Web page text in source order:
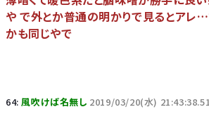
や で外とか普通の明かりで見るとアレ…
かも同じやで
64:風吹けば名無し 2019/03/20(水)